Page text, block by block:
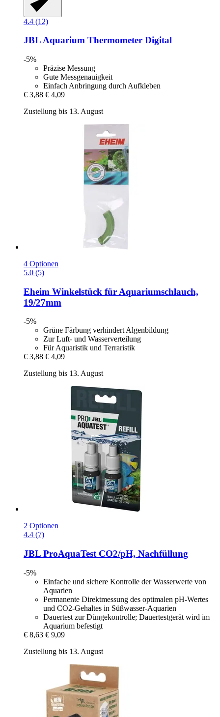
4.4 (12)
JBLAquarium Thermometer Digital
-5%
Präzise Messung
Gute Messgenauigkeit
Einfach Anbringung durch Aufkleben
€ 3,88 € 4,09
Zustellung bis 13. August
4 Optionen
5.0 (5)
Eheim Winkelstück für Aquariumschlauch,
19/27mm
-5%
Grüne Färbung verhindert Algenbildung
Zur Luft- und Wasserverteilung
Für Aquaristik und Terraristik
€ 3,88 € 4,09
Zustellung bis 13. August
2 Optionen
4.4 (7)
JBL ProAquaTest CO2/pH, Nachfüllung
-5%
Einfache und sichere Kontrolle der Wasserwerte von
Aquarien
Permanente Direktmessung des optimalen pH-Wertes
und CO2-Gehaltes in Süßwasser-Aquarien
Dauertest zur Düngekontrolle; Dauertestgerät wird im
Aquarium befestigt
€ 8,63 € 9,09
Zustellung bis 13. August